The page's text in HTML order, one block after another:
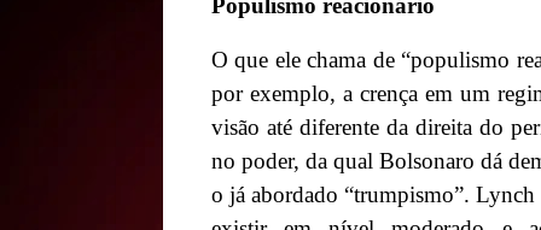
O que ele chama de “populismo
por exemplo, a crença em um
visão até diferente da direita do
no poder, da qual Bolsonaro dá
o já abordado “trumpismo”.